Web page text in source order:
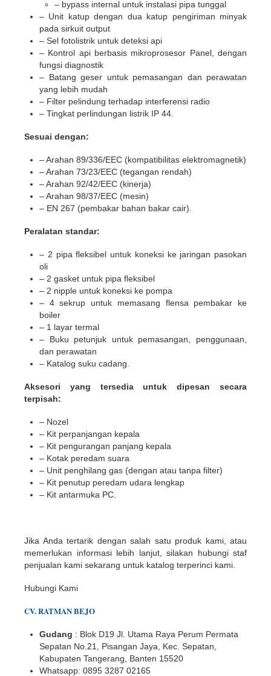
– bypass internal untuk instalasi pipa tunggal
– Unit katup dengan dua katup pengiriman minyak
pada sirkuit output
– Sel fotolistrik untuk deteksi api
– Kontrol api berbasis mikroprosesor Panel, dengan
fungsi diagnostik
– Batang geser untuk pemasangan dan perawatan
yang lebih mudah
– Filter pelindung terhadap interferensi radio
– Tingkat perlindungan listrik IP 44.
Sesuai dengan:
– Arahan 89/336/EEC (kompatibilitas elektromagnetik)
– Arahan 73/23/EEC (tegangan rendah)
– Arahan 92/42/EEC (kinerja)
– Arahan 98/37/EEC (mesin)
– EN 267 (pembakar bahan bakar cair).
Peralatan standar:
– 2 pipa fleksibel untuk koneksi ke jaringan pasokan
oli
– 2 gasket untuk pipa fleksibel
– 2 nipple untuk koneksi ke pompa
– 4 sekrup untuk memasang flensa pembakar ke
boiler
– 1 layar termal
– Buku petunjuk untuk pemasangan, penggunaan,
dan perawatan
– Katalog suku cadang.
Aksesori yang tersedia untuk dipesan secara
terpisah:
– Nozel
– Kit perpanjangan kepala
– Kit pengurangan panjang kepala
– Kotak peredam suara
– Unit penghilang gas (dengan atau tanpa filter)
– Kit penutup peredam udara lengkap
– Kit antarmuka PC.
Jika Anda tertarik dengan salah satu produk kami, atau
memerlukan informasi lebih lanjut, silakan hubungi staf
penjualan kami sekarang untuk katalog terperinci kami.
Hubungi Kami
CV. RATMAN BEJO
Gudang : Blok D19 Jl. Utama Raya Perum Permata
Sepatan No.21, Pisangan Jaya, Kec. Sepatan,
Kabupaten Tangerang, Banten 15520
Whatsapp: 0895 3287 02165